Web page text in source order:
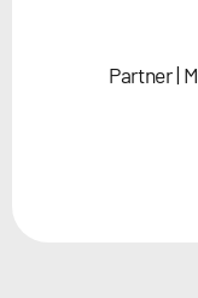
Partner |